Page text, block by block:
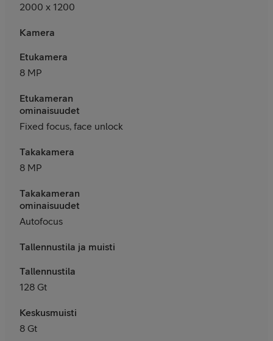
2000 x 1200
Kamera
Etukamera
8 MP
Etukameran
ominaisuudet
Fixed focus, face unlock
Takakamera
8 MP
Takakameran
ominaisuudet
Autofocus
Tallennustila ja muisti
Tallennustila
128 Gt
Keskusmuisti
8 Gt